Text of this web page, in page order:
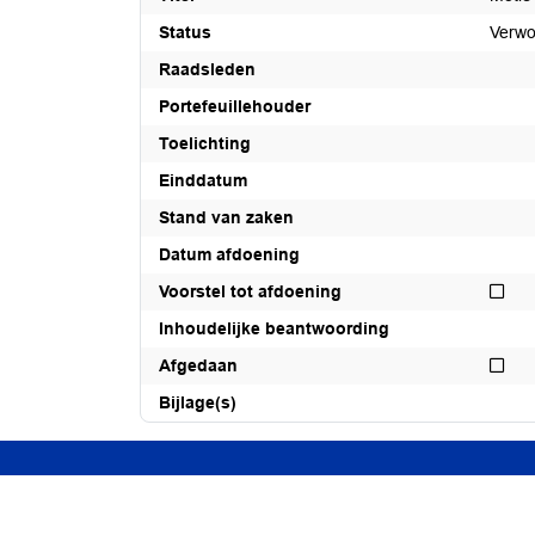
Status
Raadsleden
Portefeuillehouder
Toelichting
Einddatum
Stand van zaken
Datum afdoening
Voorstel tot afdoening
Niet
Inhoudelijke beantwoording
Afgedaan
Niet
Bijlage(s)